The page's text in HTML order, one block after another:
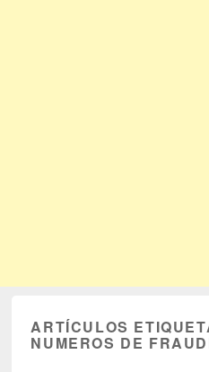
ARTÍCULOS
NUMEROS DE